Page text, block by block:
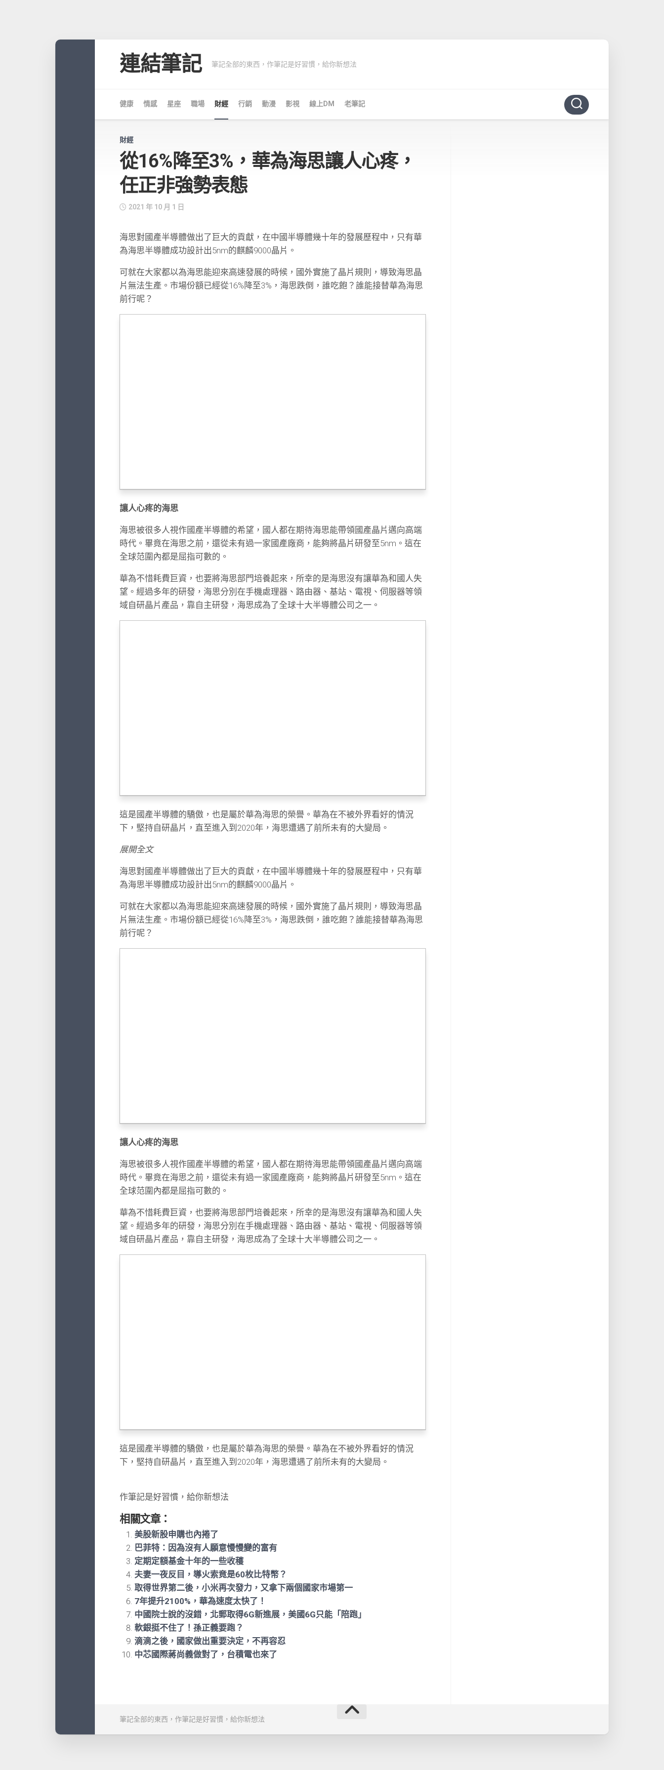
連結筆記 筆記全部的東西，作筆記是好習慣，給你新想法
健康 情感 星座 職場 財經 行銷 動漫 影視 線上DM 老筆記
財經
從16%降至3%，華為海思讓人心疼，
任正非強勢表態
2021 年 10 月 1 日
海思對國產半導體做出了巨大的貢獻，在中國半導體幾十年的發展歷程中，只有華
為海思半導體成功設計出5nm的麒麟9000晶片。
可就在大家都以為海思能迎來高速發展的時候，國外實施了晶片規則，導致海思晶
片無法生產。市場份額已經從16%降至3%，海思跌倒，誰吃飽？誰能接替華為海思
前行呢？
讓人心疼的海思
海思被很多人視作國產半導體的希望，國人都在期待海思能帶領國產晶片邁向高端
時代。畢竟在海思之前，還從未有過一家國產廠商，能夠將晶片研發至5nm。這在
全球范圍內都是屈指可數的。
華為不惜耗費巨資，也要將海思部門培養起來，所幸的是海思沒有讓華為和國人失
望。經過多年的研發，海思分別在手機處理器、路由器、基站、電視、伺服器等領
域自研晶片產品，靠自主研發，海思成為了全球十大半導體公司之一。
這是國產半導體的驕傲，也是屬於華為海思的榮譽。華為在不被外界看好的情況
下，堅持自研晶片，直至進入到2020年，海思遭遇了前所未有的大變局。
展開全文
海思對國產半導體做出了巨大的貢獻，在中國半導體幾十年的發展歷程中，只有華
為海思半導體成功設計出5nm的麒麟9000晶片。
可就在大家都以為海思能迎來高速發展的時候，國外實施了晶片規則，導致海思晶
片無法生產。市場份額已經從16%降至3%，海思跌倒，誰吃飽？誰能接替華為海思
前行呢？
讓人心疼的海思
海思被很多人視作國產半導體的希望，國人都在期待海思能帶領國產晶片邁向高端
時代。畢竟在海思之前，還從未有過一家國產廠商，能夠將晶片研發至5nm。這在
全球范圍內都是屈指可數的。
華為不惜耗費巨資，也要將海思部門培養起來，所幸的是海思沒有讓華為和國人失
望。經過多年的研發，海思分別在手機處理器、路由器、基站、電視、伺服器等領
域自研晶片產品，靠自主研發，海思成為了全球十大半導體公司之一。
這是國產半導體的驕傲，也是屬於華為海思的榮譽。華為在不被外界看好的情況
下，堅持自研晶片，直至進入到2020年，海思遭遇了前所未有的大變局。
作筆記是好習慣，給你新想法
相關文章：
美股新股申購也內捲了
巴菲特：因為沒有人願意慢慢變的富有
定期定額基金十年的一些收穫
夫妻一夜反目，導火索竟是60枚比特幣？
取得世界第二後，小米再次發力，又拿下兩個國家市場第一
7年提升2100%，華為速度太快了！
中國院士說的沒錯，北郵取得6G新進展，美國6G只能「陪跑」
軟銀挺不住了！孫正義要跑？
滴滴之後，國家做出重要決定，不再容忍
中芯國際蔣尚義做對了，台積電也來了
筆記全部的東西，作筆記是好習慣，給你新想法